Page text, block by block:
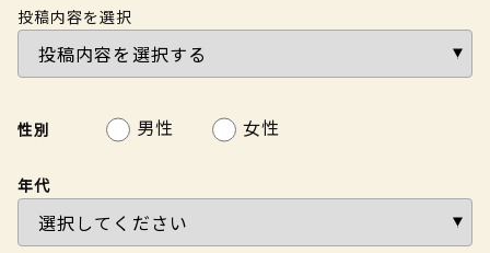
投稿内容を選択
性別 男性 女性
年代